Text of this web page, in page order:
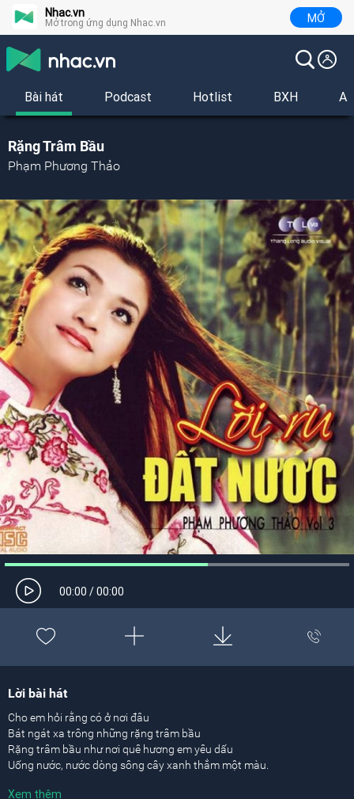
Nhac.vn
Mở trong ứng dụng Nhac.vn MỞ
Bài hát Podcast Hotlist BXH
Rặng Trâm Bầu
Phạm Phương Thảo
00:00 /00:00
Lời bài hát
Cho em hỏi rằng có ở nơi đâu
Bát ngát xa trông những rặng trâm bầu
Rặng trâm bầu như nơi quê hương em yêu dấu
Uống nước, nước dòng sông cây xanh thắm một màu.
Xem thêm